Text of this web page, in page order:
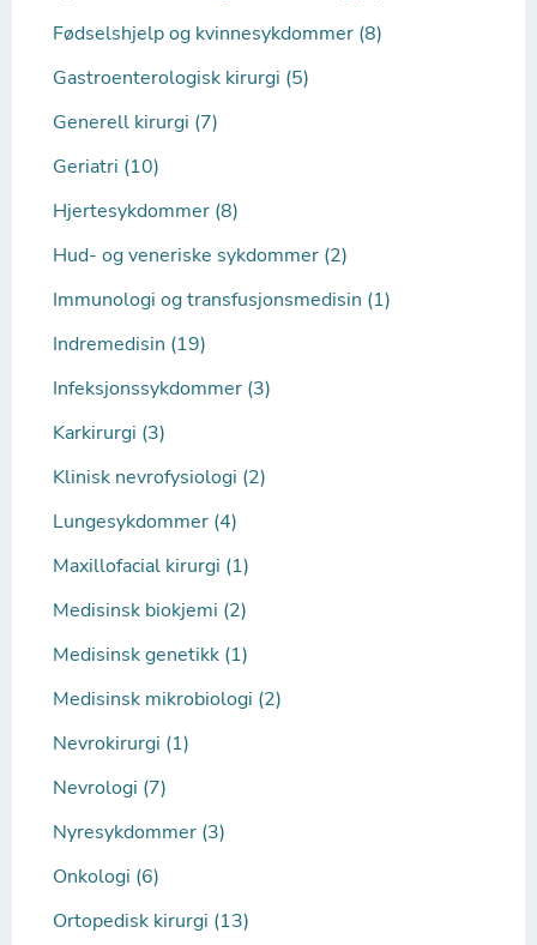
Fødselshjelp og kvinnesykdommer (8)
Gastroenterologisk kirurgi (5)
Generell kirurgi (7)
Geriatri (10)
Hjertesykdommer (8)
Hud- og veneriske sykdommer (2)
Immunologi og transfusjonsmedisin (1)
Indremedisin (19)
Infeksjonssykdommer (3)
Karkirurgi (3)
Klinisk nevrofysiologi (2)
Lungesykdommer (4)
Maxillofacial kirurgi (1)
Medisinsk biokjemi (2)
Medisinsk genetikk (1)
Medisinsk mikrobiologi (2)
Nevrokirurgi (1)
Nevrologi (7)
Nyresykdommer (3)
Onkologi (6)
Ortopedisk kirurgi (13)